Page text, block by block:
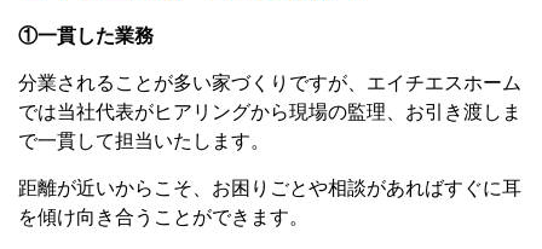
①一貫した業務
分業されることが多い家づくりですが、エイチエスホーム
では当社代表がヒアリングから現場の監理、お引き渡しま
で一貫して担当いたします。
距離が近いからこそ、お困りごとや相談があればすぐに耳
を傾け向き合うことができます。